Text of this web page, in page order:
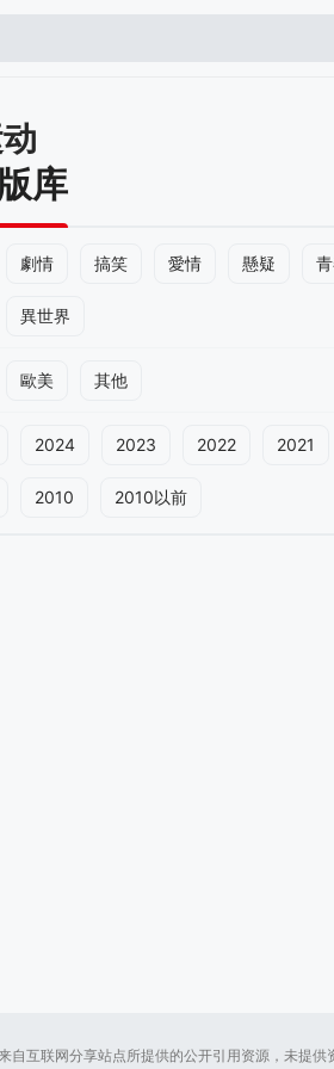
库
劇情 搞笑 愛情 懸疑
異世界
歐美 其他
2024 2023 2022 2021
2010 2010以前
自互联网分享站点所提供的公开引用资源，未提